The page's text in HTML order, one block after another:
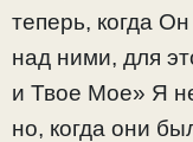
теперь, когда
над ними, для
и Твое Мое» Я
но, когда они